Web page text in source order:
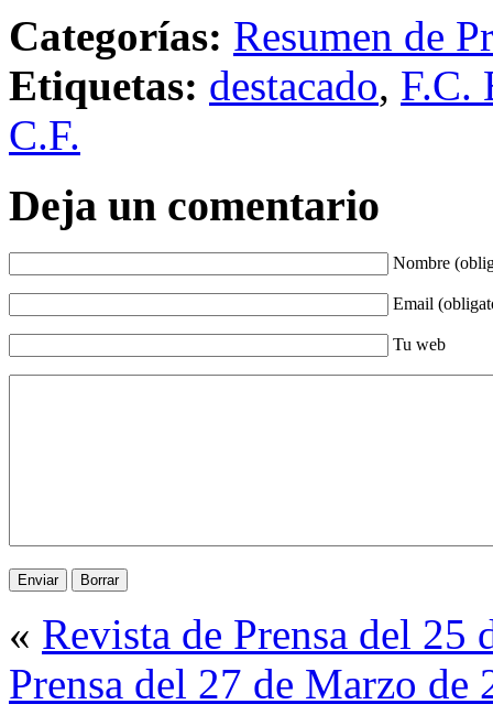
Categorías: Resumen de
Etiquetas: destacado, F.C.
C.F.
Deja un comentario
Nombre
Email
Tu web
« Revista de Prensa del 25
Prensa del 27 de Marzo de